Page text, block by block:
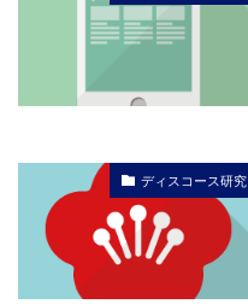
ディスコース研究